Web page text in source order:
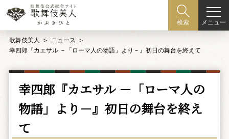
検索 メニュー
歌舞伎美人
ニュース
幸四郎『カエサル －「ローマ人の物語」より－』初日の舞台を終えて
幸四郎『カエサル －「ローマ人の
物語」より－』初日の舞台を終え
て